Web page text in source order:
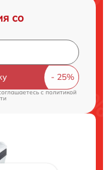
со
c политикой